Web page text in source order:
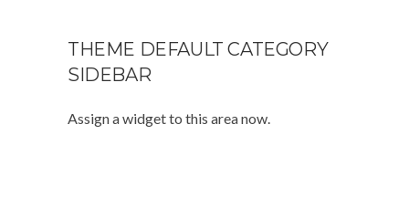
THEME DEFAULT CATEGORY
SIDEBAR
Assign a widget to this area now.